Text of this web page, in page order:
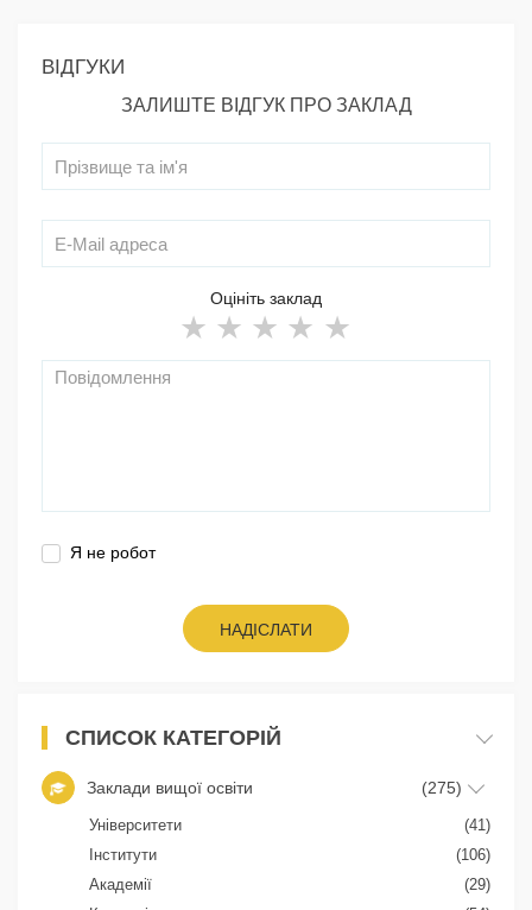
ВІДГУКИ
ЗАЛИШТЕ ВІДГУК ПРО ЗАКЛАД
Оцініть заклад
Я не робот
НАДІСЛАТИ
СПИСОК КАТЕГОРІЙ
Заклади вищої освіти (275)
Університети
(41)
Інститути
(106)
Академії
(29)